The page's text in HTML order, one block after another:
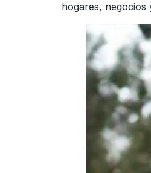
hogares, negocios